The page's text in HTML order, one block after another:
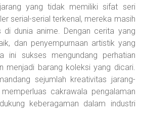
yang tidak memiliki sifat seri
serial-serial terkenal, mereka masih
di dunia anime. Dengan cerita yang
dan penyempurnaan artistik yang
ini sukses mengundang perhatian
menjadi barang koleksi yang dicari.
sejumlah kreativitas jarang-
cakrawala pengalaman
keberagaman dalam industri